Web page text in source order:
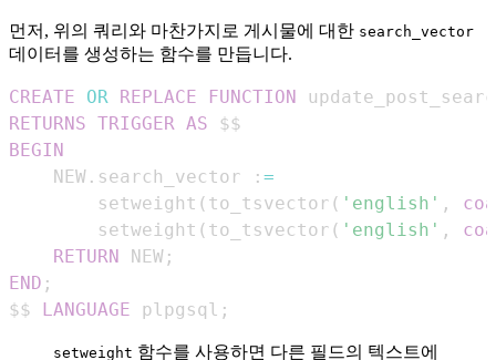
먼저, 위의 쿼리와 마찬가지로 게시물에 대한 search_vector
데이터를 생성하는 함수를 만듭니다.
CREATE OR REPLACE FUNCTION
RETURNS TRIGGER AS
BEGIN
    NEW
. search_vector : =
        setweight
( to_tsvector ( 'english' ,
        setweight
( to_tsvector ( 'english' ,
RETURN NEW ;
END ;
$$ LANGUAGE plpgsql ;
setweight 함수를 사용하면 다른 필드의 텍스트에